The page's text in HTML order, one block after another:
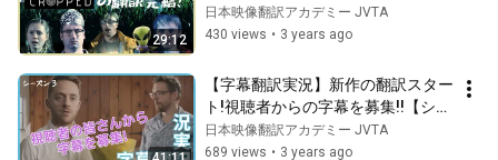
29:12
日本映像翻訳アカデミー JVTA
430 views • 3 years ago
【字幕翻訳実況】新作の翻訳スター
ト!視聴者からの字幕を募集!!【シー
ズン3#1】
日本映像翻訳アカデミー JVTA
689 views • 3 years ago